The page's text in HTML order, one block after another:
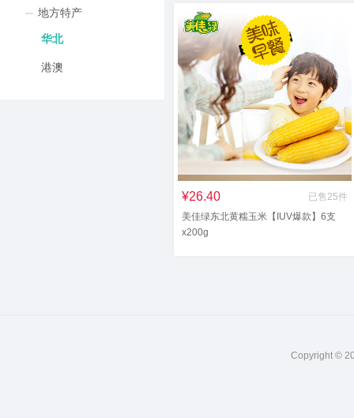
地方特产
华北
港澳
¥26.40
已售25件
美佳绿东北黄糯玉米【IUV爆款】6支
x200g
Copyright ©